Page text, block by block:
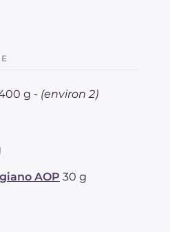
g - (environ 2)
AOP 30 g